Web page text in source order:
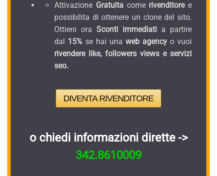
Attivazione Gratuitacomerivenditoree
possibilita di ottenere un clone del sito.
Ottieni ora Sconti immediati a partire
dal 15% se hai una web agency o vuoi
rivendere like, followers views e servizi
seo.
DIVENTA RIVENDITORE
o chiedi informazioni dirette ->
342.8610009